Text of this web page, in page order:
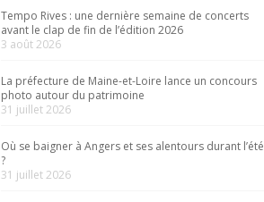
Tempo Rives : une dernière semaine de concerts
avant le clap de fin de l’édition 2026
3 août 2026
La préfecture de Maine-et-Loire lance un concours
photo autour du patrimoine
31 juillet 2026
Où se baigner à Angers et ses alentours durant l’été
?
31 juillet 2026